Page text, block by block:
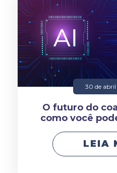
30 de
O futuro do
como você
LEIA